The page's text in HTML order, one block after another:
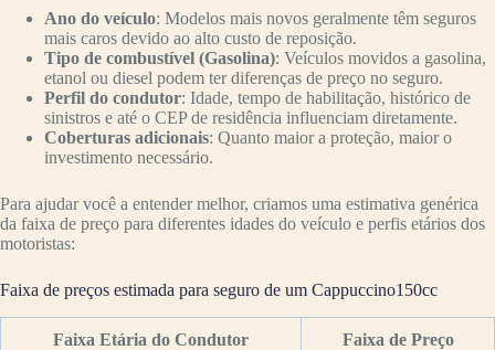
Ano do veículo: Modelos mais novos geralmente têm seguros
mais caros devido ao alto custo de reposição.
Tipo de combustível (Gasolina): Veículos movidos a gasolina,
etanol ou diesel podem ter diferenças de preço no seguro.
Perfil do condutor: Idade, tempo de habilitação, histórico de
sinistros e até o CEP de residência influenciam diretamente.
Coberturas adicionais: Quanto maior a proteção, maior o
investimento necessário.
Para ajudar você a entender melhor, criamos uma estimativa genérica
da faixa de preço para diferentes idades do veículo e perfis etários dos
motoristas:
Faixa de preços estimada para seguro de um Cappuccino150cc
Faixa Etária do Condutor Faixa de Preço